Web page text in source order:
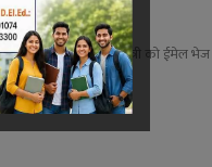
0
डॉ. चांदनीवाला ने प्रधानमंत्री को ईमेल भेज